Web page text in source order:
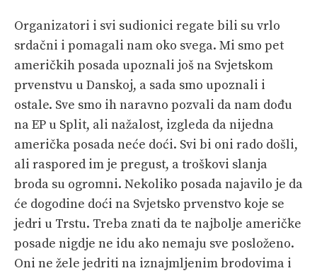
Organizatori i svi sudionici regate bili su vrlo
srdačni i pomagali nam oko svega. Mi smo pet
američkih posada upoznali još na Svjetskom
prvenstvu u Danskoj, a sada smo upoznali i
ostale. Sve smo ih naravno pozvali da nam dođu
na EP u Split, ali nažalost, izgleda da nijedna
američka posada neće doći. Svi bi oni rado došli,
ali raspored im je pregust, a troškovi slanja
broda su ogromni. Nekoliko posada najavilo je da
će dogodine doći na Svjetsko prvenstvo koje se
jedri u Trstu. Treba znati da te najbolje američke
posade nigdje ne idu ako nemaju sve posloženo.
Oni ne žele jedriti na iznajmljenim brodovima i